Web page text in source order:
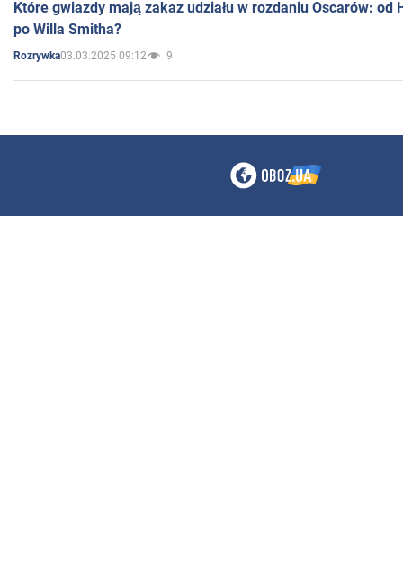
Które gwiazdy mają zakaz udziału w rozdaniu Oscarów: od
po Willa Smitha?
Rozrywka03.03.2025 09:12 9